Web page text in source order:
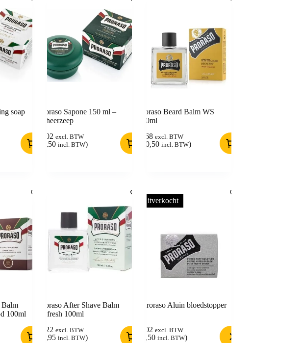
soap
Proraso Sapone 150 ml –
Scheerzeep
7,02 excl. BTW
8,50 incl. BTW)
Proraso Beard Balm WS
100ml
8,68 excl. BTW
10,50 incl. BTW)
Balm
100ml
Proraso After Shave Balm
Refresh 100ml
8,22 excl. BTW
9,95 incl. BTW)
Uitverkocht
Proraso Aluin bloedstopper
7,02 excl. BTW
8,50 incl. BTW)